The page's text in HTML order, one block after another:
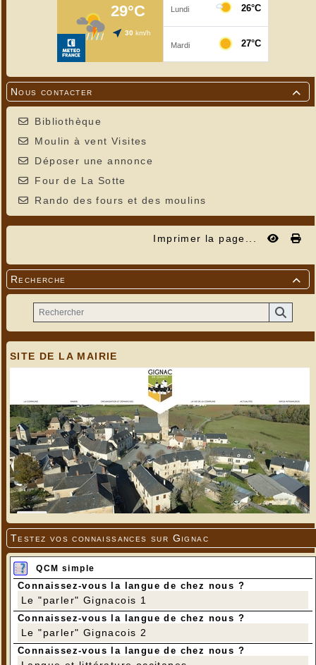

Nous contacter
Bibliothèque
Moulin à vent Visites
Déposer une annonce
Four de La Sotte
Rando des fours et des moulins
Imprimer la page...

Recherche
SITE DE LA MAIRIE
Testez vos connaissances sur Gignac
QCM simple
Connaissez-vous la langue de chez nous ?
Le "parler" Gignacois 1
Connaissez-vous la langue de chez nous ?
Le "parler" Gignacois 2
Connaissez-vous la langue de chez nous ?